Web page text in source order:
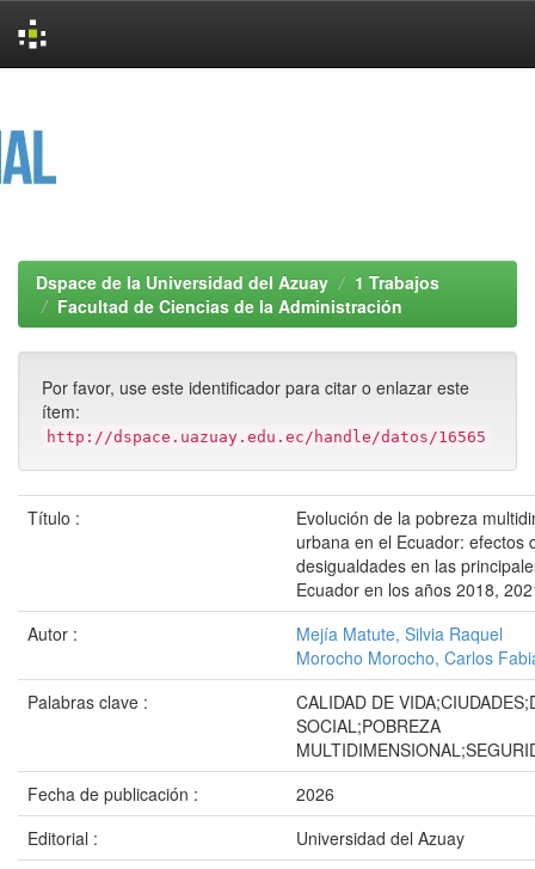
Dspace de la Universidad del Azuay
1 Trabajos
Facultad de Ciencias de la Administración
Por favor, use este identificador para citar o enlazar este
ítem:
http://dspace.uazuay.edu.ec/handle/datos/16565
Título :
Evolución de la pobreza
urbana en el Ecuador: efectos
desigualdades en las
Ecuador en los años 2018,
Autor :
Mejía Matute, Silvia Raquel
Morocho Morocho, Carlos
Palabras clave :
CALIDAD DE
SOCIAL;POBREZA
Fecha de publicación :
2026
Editorial :
Universidad del Azuay